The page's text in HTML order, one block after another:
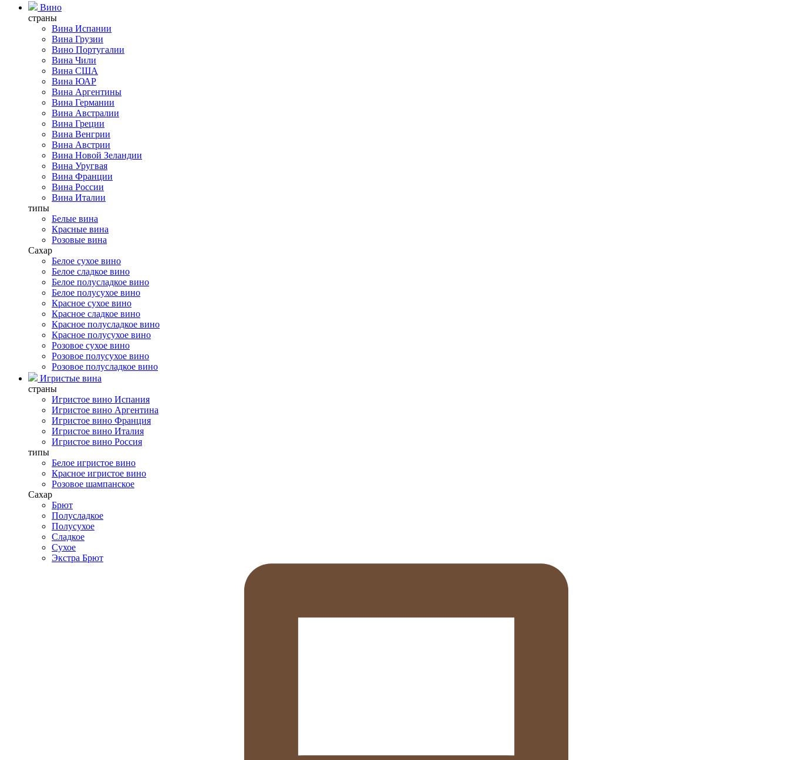
Вино
страны
Вина Испании
Вина Грузии
Вино Португалии
Вина Чили
Вина США
Вина ЮАР
Вина Аргентины
Вина Германии
Вина Австралии
Вина Греции
Вина Венгрии
Вина Австрии
Вина Новой Зеландии
Вина Уругвая
Вина Франции
Вина России
Вина Италии
типы
Белые вина
Красные вина
Розовые вина
Сахар
Белое сухое вино
Белое сладкое вино
Белое полусладкое вино
Белое полусухое вино
Красное сухое вино
Красное сладкое вино
Красное полусладкое вино
Красное полусухое вино
Розовое сухое вино
Розовое полусухое вино
Розовое полусладкое вино
Игристые вина
страны
Игристое вино Испания
Игристое вино Аргентина
Игристое вино Франция
Игристое вино Италия
Игристое вино Россия
типы
Белое игристое вино
Красное игристое вино
Розовое шампанское
Сахар
Брют
Полусладкое
Полусухое
Сладкое
Сухое
Экстра Брют